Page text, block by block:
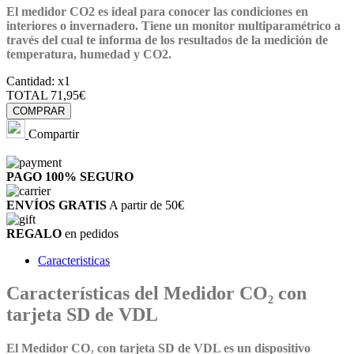
El medidor CO2 es ideal para conocer las condiciones en
interiores o invernadero. Tiene un monitor multiparamétrico a
través del cual te informa de los resultados de la medición de
temperatura, humedad y CO2.
Cantidad: x1
TOTAL 71,95€
COMPRAR
Compartir
PAGO 100% SEGURO
ENVÍOS GRATIS A partir de 50€
REGALO en pedidos
Caracteristicas
Características del Medidor CO₂ con
tarjeta SD de VDL
El Medidor CO₂ con tarjeta SD de VDL es un dispositivo